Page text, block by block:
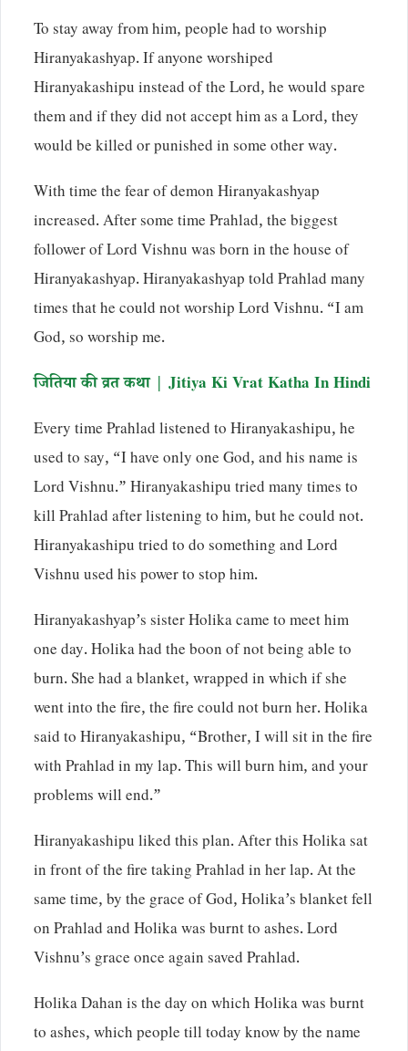
To stay away from him, people had to worship
Hiranyakashyap. If anyone worshiped
Hiranyakashipu instead of the Lord, he would spare
them and if they did not accept him as a Lord, they
would be killed or punished in some other way.
With time the fear of demon Hiranyakashyap
increased. After some time Prahlad, the biggest
follower of Lord Vishnu was born in the house of
Hiranyakashyap. Hiranyakashyap told Prahlad many
times that he could not worship Lord Vishnu. “I am
God, so worship me.
जितिया की व्रत कथा | Jitiya Ki Vrat Katha In Hindi
Every time Prahlad listened to Hiranyakashipu, he
used to say, “I have only one God, and his name is
Lord Vishnu.” Hiranyakashipu tried many times to
kill Prahlad after listening to him, but he could not.
Hiranyakashipu tried to do something and Lord
Vishnu used his power to stop him.
Hiranyakashyap’s sister Holika came to meet him
one day. Holika had the boon of not being able to
burn. She had a blanket, wrapped in which if she
went into the fire, the fire could not burn her. Holika
said to Hiranyakashipu, “Brother, I will sit in the fire
with Prahlad in my lap. This will burn him, and your
problems will end.”
Hiranyakashipu liked this plan. After this Holika sat
in front of the fire taking Prahlad in her lap. At the
same time, by the grace of God, Holika’s blanket fell
on Prahlad and Holika was burnt to ashes. Lord
Vishnu’s grace once again saved Prahlad.
Holika Dahan is the day on which Holika was burnt
to ashes, which people till today know by the name